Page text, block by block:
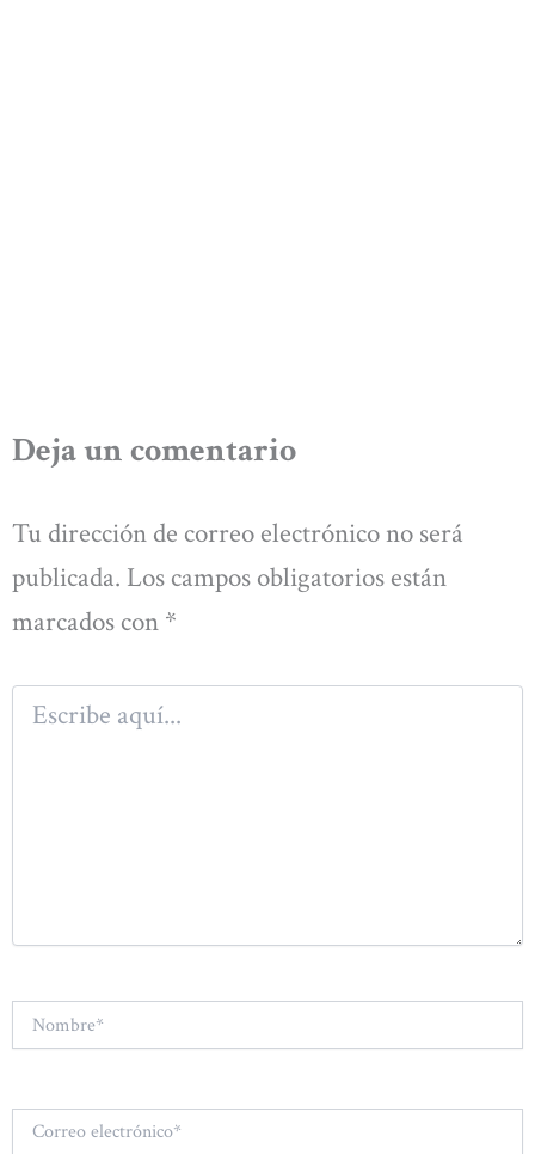
Deja un comentario
Tu dirección de correo electrónico no será
publicada. Los campos obligatorios están
marcados con *
Escribe
aquí...
Correo
electrónico*